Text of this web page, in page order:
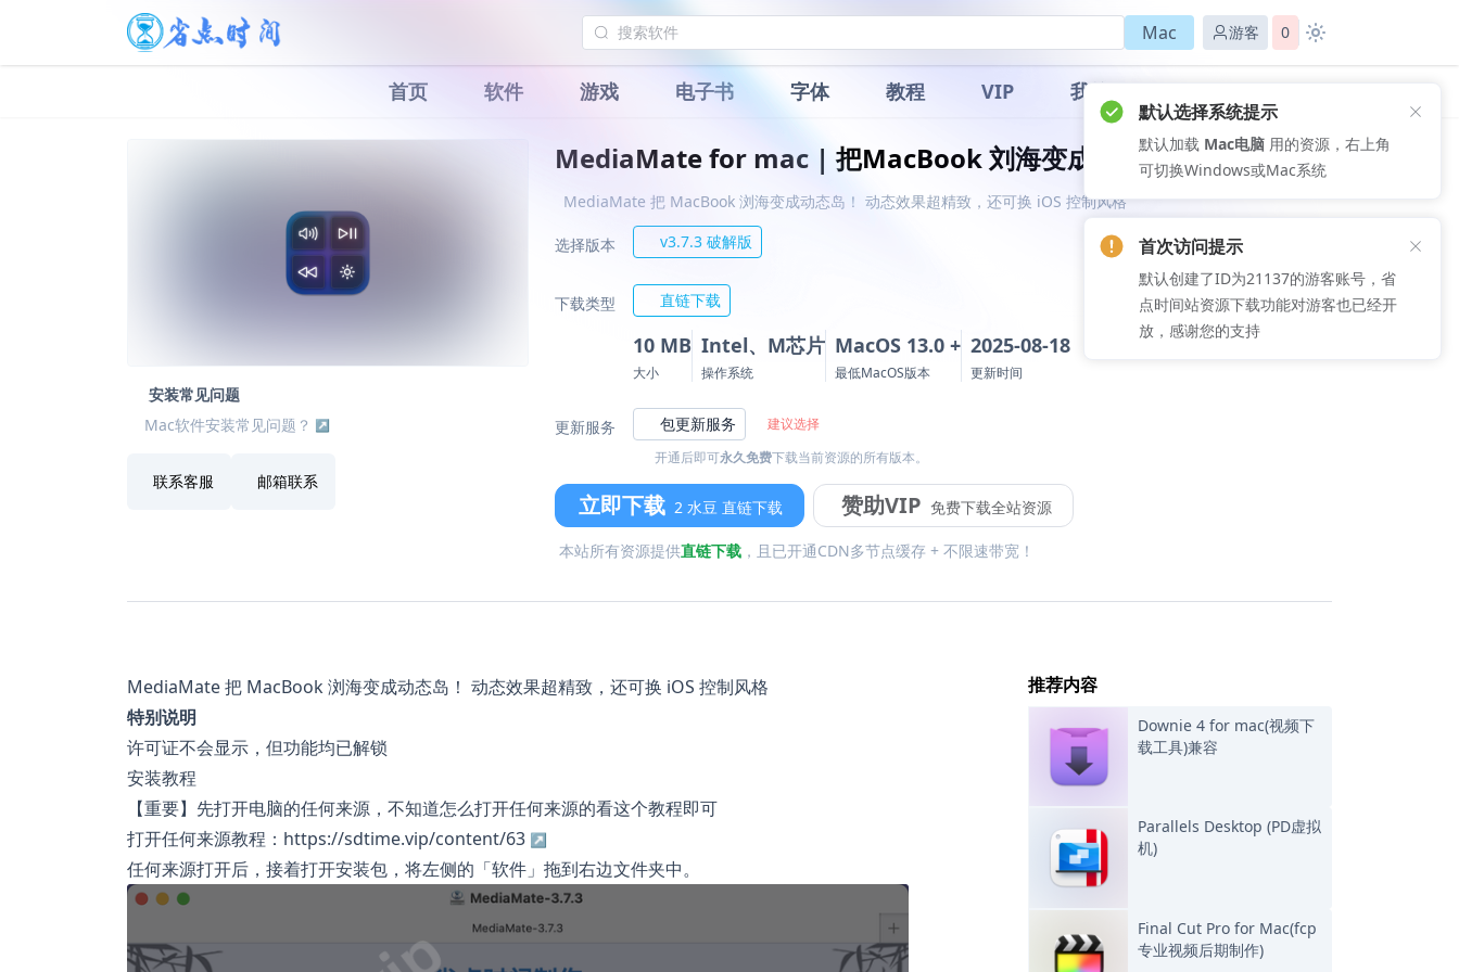
Mac 游客 0
首页 软件 游戏 电子书 字体 教程 VIP 我的
安装常见问题
Mac软件安装常见问题？
联系客服 邮箱联系
MediaMate for mac | 把MacBook 刘海变成动态岛
MediaMate 把 MacBook 浏海变成动态岛！ 动态效果超精致，还可换 iOS 控制风格
选择版本 v3.7.3 破解版
下载类型 直链下载
10 MB
大小
Intel、M芯片
操作系统
MacOS 13.0 +
最低MacOS版本
2025-08-18
更新时间
更新服务 包更新服务
建议选择
开通后即可永久免费下载当前资源的所有版本。
立即下载 2 水豆 直链下载 赞助VIP 免费下载全站资源
本站所有资源提供直链下载 ，且已开通CDN多节点缓存 + 不限速带宽！
MediaMate 把 MacBook 浏海变成动态岛！ 动态效果超精致，还可换 iOS 控制风格
特别说明
许可证不会显示，但功能均已解锁
安装教程
【重要】先打开电脑的任何来源，不知道怎么打开任何来源的看这个教程即可
打开任何来源教程：https://sdtime.vip/content/63
任何来源打开后，接着打开安装包，将左侧的「软件」拖到右边文件夹中。
推荐内容
Downie 4 for mac(视频下
载工具)兼容
Parallels Desktop (PD虚拟
机)
Final Cut Pro for Mac(fcp
专业视频后期制作)
默认选择系统提示
默认加载 Mac电脑 用的资源，右上角
可切换Windows或Mac系统
首次访问提示
默认创建了ID为21137的游客账号，省
点时间站资源下载功能对游客也已经开
放，感谢您的支持